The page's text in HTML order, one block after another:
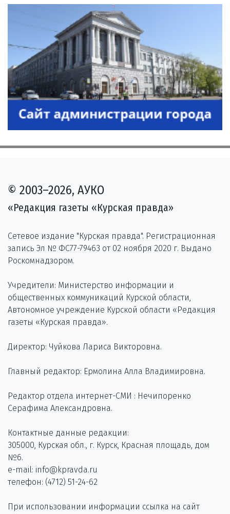
© 2003–2026, АУКО
«Редакция газеты «Курская правда»
Сетевое издание "Курская правда". Регистрационная
запись Эл № ФС77-79463 от 02 ноября 2020 г. Выдано
Роскомнадзором.
Учредители: Министерство информации и
общественных коммуникаций Курской области,
Автономное учреждение Курской области «Редакция
газеты «Курская правда».
Директор: Чуйкова Лариса Викторовна.
Главный редактор: Ермолина Алла Владимировна.
Редактор отдела интернет-СМИ : Нечипоренко
Серафима Александровна.
Контактные данные редакции:
305000, Курская обл., г. Курск, Красная площадь, дом
№6.
e-mail: info@kpravda.ru
телефон: (4712) 51-24-62
При использовании информации ссылка на сайт